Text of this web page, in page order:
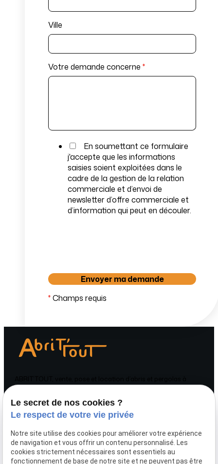
Ville
Votre demande concerne*
En soumettant ce formulaire
j'accepte que les informations
saisies soient exploitées dans le
cadre de la gestion de la relation
commerciale et d’envoi de
newsletter d’offre commerciale et
d’information qui peut en découler.
*Champs requis
Sartilly-Baie-Bocage et en Normandie.
Téléphone
02 78 77 15 26
Adresse
ZI La Plurière
61800 TINCHEBRAY
BOCAGE
Horaires
Le secret de nos cookies ?
Le respect de votre vie privée
Notre site utilise des cookies pour améliorer votre expérience
de navigation et vous offrir un contenu personnalisé. Les
cookies strictement nécessaires sont essentiels au
fonctionnement de base de notre site et ne peuvent pas être